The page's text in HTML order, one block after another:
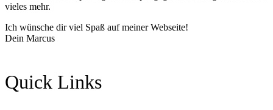
vieles mehr.
Ich wünsche dir viel Spaß auf meiner Webseite!
Dein Marcus
Quick Links